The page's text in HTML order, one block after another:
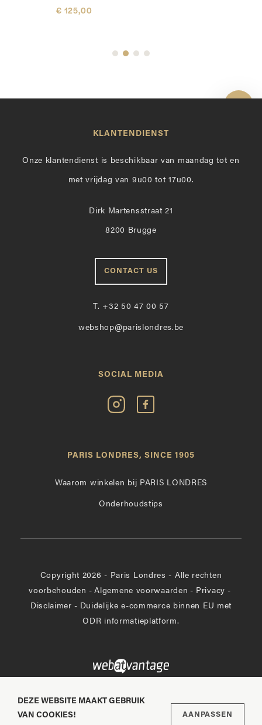
€ 125,00
KLANTENDIENST
Onze klantendienst is beschikbaar van maandag tot en
met vrijdag van 9u00 tot 17u00.
Dirk Martensstraat 21
8200 Brugge
CONTACT US
T. +32 50 47 00 57
webshop@parislondres.be
SOCIAL MEDIA
Volg
Paris
Instagram
Vind
op
PARIS LONDRES, SINCE 1905
Waarom winkelen bij PARIS LONDRES
Onderhoudstips
Copyright 2026 - Paris Londres - Alle rechten
voorbehouden - Algemene voorwaarden - Privacy -
Disclaimer - Duidelijke e-commerce binnen EU met
ODR informatieplatform.
DEZE WEBSITE MAAKT GEBRUIK
VAN COOKIES!
AANPASSEN